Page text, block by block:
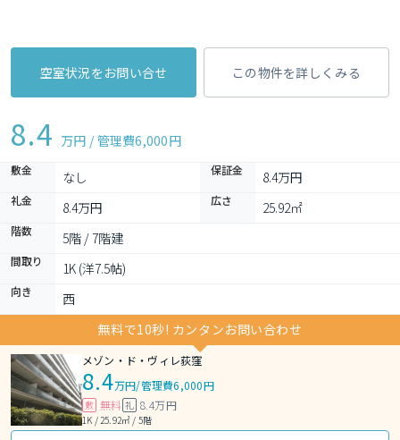
空室状況をお問い合せ この物件を詳しくみる
8.4 万円 / 管理費6,000円
敷金 なし 保証金 8.4万円
礼金 8.4万円 広さ 25.92㎡
階数 5階 / 7階建
間取り 1K (洋7.5帖)
向き
西
無料で10秒! カンタンお問い合わせ
メゾン・ド・ヴィレ荻窪
8.4万円/管理費6,000円
敷 無料 礼 8.4万円
1K / 25.92㎡ / 5階